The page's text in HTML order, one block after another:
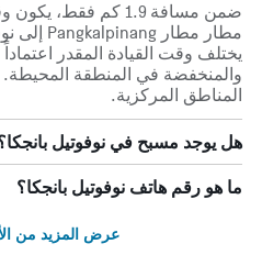
ضمن مسافة 1.9 كم
يختلف وقت القيادة المقدر
والمنخفضة في المنطقة
المناطق المركزية.
هل يوجد مسبح في نوفوتيل
ما هو رقم هاتف نوفوتيل بانجكا؟
عرض المزيد من